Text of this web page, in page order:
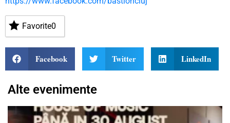
Favorite0
Facebook Twitter LinkedIn
Alte evenimente